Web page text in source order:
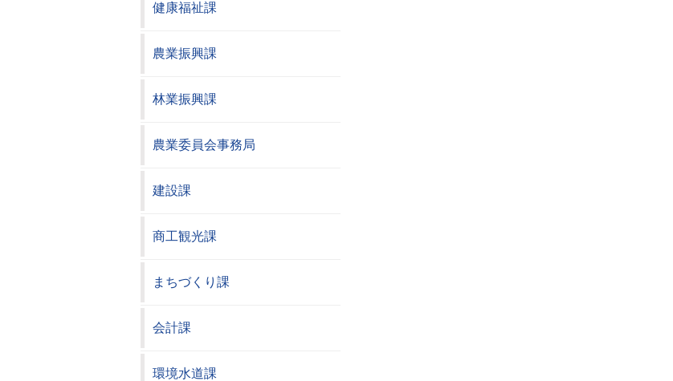
健康福祉課
農業振興課
林業振興課
農業委員会事務局
建設課
商工観光課
まちづくり課
会計課
環境水道課